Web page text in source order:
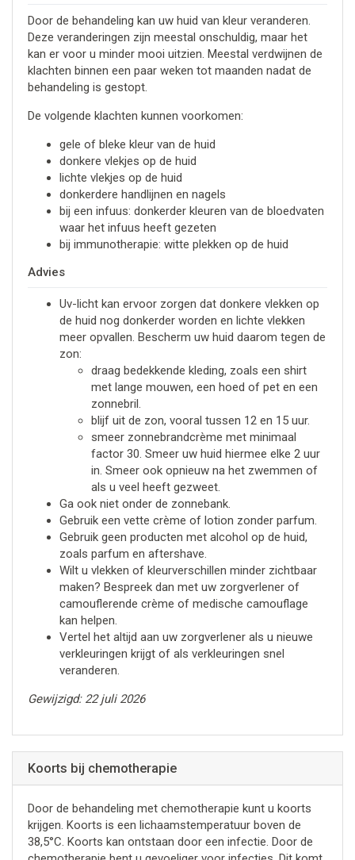
Door de behandeling kan uw huid van kleur veranderen.
Deze veranderingen zijn meestal onschuldig, maar het
kan er voor u minder mooi uitzien. Meestal verdwijnen de
klachten binnen een paar weken tot maanden nadat de
behandeling is gestopt.
De volgende klachten kunnen voorkomen:
gele of bleke kleur van de huid
donkere vlekjes op de huid
lichte vlekjes op de huid
donkerdere handlijnen en nagels
bij een infuus: donkerder kleuren van de bloedvaten
waar het infuus heeft gezeten
bij immunotherapie: witte plekken op de huid
Advies
Uv-licht kan ervoor zorgen dat donkere vlekken op
de huid nog donkerder worden en lichte vlekken
meer opvallen. Bescherm uw huid daarom tegen de
zon:
draag bedekkende kleding, zoals een shirt
met lange mouwen, een hoed of pet en een
zonnebril.
blijf uit de zon, vooral tussen 12 en 15 uur.
smeer zonnebrandcrème met minimaal
factor 30. Smeer uw huid hiermee elke 2 uur
in. Smeer ook opnieuw na het zwemmen of
als u veel heeft gezweet.
Ga ook niet onder de zonnebank.
Gebruik een vette crème of lotion zonder parfum.
Gebruik geen producten met alcohol op de huid,
zoals parfum en aftershave.
Wilt u vlekken of kleurverschillen minder zichtbaar
maken? Bespreek dan met uw zorgverlener of
camouflerende crème of medische camouflage
kan helpen.
Vertel het altijd aan uw zorgverlener als u nieuwe
verkleuringen krijgt of als verkleuringen snel
veranderen.
Gewijzigd: 22 juli 2026
Koorts bij chemotherapie
Door de behandeling met chemotherapie kunt u koorts
krijgen. Koorts is een lichaamstemperatuur boven de
38,5°C. Koorts kan ontstaan door een infectie. Door de